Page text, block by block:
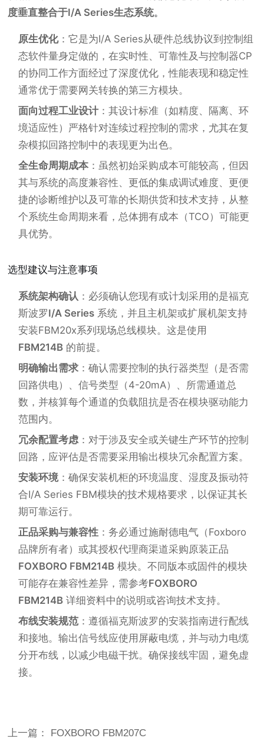
度垂直整合于I/A Series生态系统。
原生优化：它是为I/A Series从硬件总线协议到控制组
态软件量身定做的，在实时性、可靠性及与控制器CP
的协同工作方面经过了深度优化，性能表现和稳定性
通常优于需要网关转换的第三方模块。
面向过程工业设计 ：其设计标准（如精度、隔离、环
境适应性）严格针对连续过程控制的需求，尤其在复
杂模拟回路控制中的表现更为出色。
全生命周期成本：虽然初始采购成本可能较高，但因
其与系统的高度兼容性、更低的集成调试难度、更便
捷的诊断维护以及可靠的长期供货和技术支持，从整
个系统生命周期来看，总体拥有成本（TCO）可能更
具优势。
选型建议与注意事项
系统架构确认 ：必须确认您现有或计划采用的是福克
斯波罗I/A Series 系统，并且主机架或扩展机架支持
安装FBM20x系列现场总线模块。这是使用
FBM214B 的前提。
明确输出需求 ：确认需要控制的执行器类型（是否需
回路供电）、信号类型（4-20mA）、所需通道总
数，并核算每个通道的负载阻抗是否在模块驱动能力
范围内。
冗余配置考虑：对于涉及安全或关键生产环节的控制
回路，应评估是否需要采用输出模块冗余配置方案。
安装环境：确保安装机柜的环境温度、湿度及振动符
合I/A Series FBM模块的技术规格要求，以保证其长
期可靠运行。
正品采购与兼容性 ：务必通过施耐德电气（Foxboro
品牌所有者）或其授权代理商渠道采购原装正品
FOXBORO FBM214B 模块。不同版本或固件的模块
可能存在兼容性差异，需参考FOXBORO
FBM214B 详细资料中的说明或咨询技术支持。
布线安装规范 ：遵循福克斯波罗的安装指南进行配线
和接地。输出信号线应使用屏蔽电缆，并与动力电缆
分开布线，以减少电磁干扰。确保接线牢固，避免虚
接。
上一篇： FOXBORO FBM207C